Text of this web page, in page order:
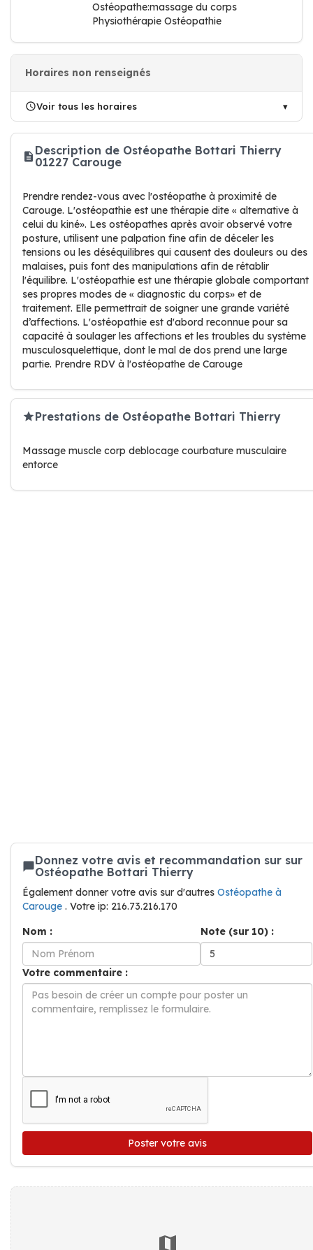
Ostéopathe:massage du corps
Physiothérapie Ostéopathie
Horaires non renseignés
Voir tous les horaires
Description de Ostéopathe Bottari Thierry
01227 Carouge
Prendre rendez-vous avec l'ostéopathe à proximité de
Carouge. L'ostéopathie est une thérapie dite « alternative à
celui du kiné». Les ostéopathes après avoir observé votre
posture, utilisent une palpation fine afin de déceler les
tensions ou les déséquilibres qui causent des douleurs ou des
malaises, puis font des manipulations afin de rétablir
l'équilibre. L'ostéopathie est une thérapie globale comportant
ses propres modes de « diagnostic du corps» et de
traitement. Elle permettrait de soigner une grande variété
d’affections. L'ostéopathie est d'abord reconnue pour sa
capacité à soulager les affections et les troubles du système
musculosquelettique, dont le mal de dos prend une large
partie. Prendre RDV à l'ostéopathe de Carouge
Prestations de Ostéopathe Bottari Thierry
Massage muscle corp deblocage courbature musculaire
entorce
Donnez votre avis et recommandation sur sur
Ostéopathe Bottari Thierry
Également donner votre avis sur d'autres Ostéopathe à
Carouge . Votre ip: 216.73.216.170
Nom :
Note (sur 10) :
Votre commentaire :
Poster votre avis